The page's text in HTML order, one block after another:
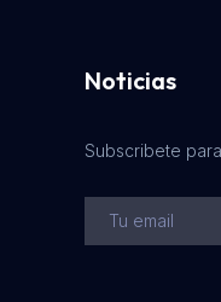
Noticias
Subscribete